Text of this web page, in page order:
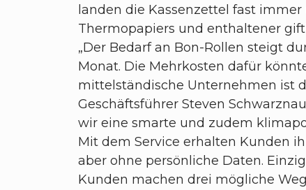
landen die Kassenzettel fast
Thermopapiers und enthaltener
„Der Bedarf an Bon-Rollen steigt
Monat. Die Mehrkosten dafür
mittelständische Unternehmen ist
Geschäftsführer Steven
wir eine smarte und zudem
Mit dem Service erhalten Kunden
aber ohne persönliche Daten.
Kunden machen drei mögliche